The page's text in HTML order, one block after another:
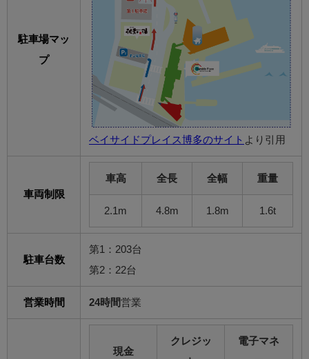
駐車場マッ
プ
ベイサイドプレイス博多のサイト より引用
車両制限
車高 全長 全幅 重量
2.1m 4.8m 1.8m 1.6t
駐車台数
第1：203台
第2：22台
営業時間 24時間営業
現金
クレジッ
電子マネ